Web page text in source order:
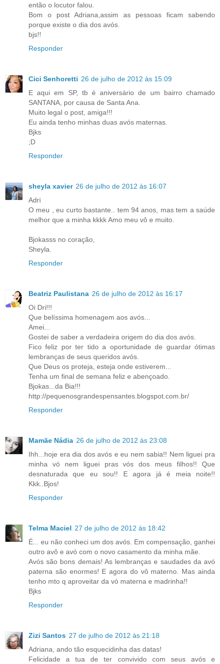
então o locutor falou.
Bom o post Adriana,assim as pessoas ficam sabendo
porque existe o dia dos avós.
bjs!!
Responder
Cici Senhoretti 26 de julho de 2012 às 15:09
E aqui em SP, tb é aniversário de um bairro chamado
SANTANA, por causa de Santa Ana.
Muito legal o post, amiga!!!
Eu ainda tenho minhas duas avós maternas.
Bjks
;D
Responder
sheyla xavier 26 de julho de 2012 às 16:07
Adri
O meu , eu curto bastante.. tem 94 anos, mas tem a saúde
melhor que a minha kkkk Amo meu vô e muito.
Bjokasss no coração,
Sheyla.
Responder
Beatriz Paulistana 26 de julho de 2012 às 16:17
Oi Dri!!!
Que belíssima homenagem aos avós...
Amei...
Gostei de saber a verdadeira origem do dia dos avós.
Fico feliz por ter tido a oportunidade de guardar ótimas
lembranças de seus queridos avós.
Que Deus os proteja, esteja onde estiverem...
Tenha um final de semana feliz e abençoado.
Bjokas...da Bia!!!
http://pequenosgrandespensantes.blogspot.com.br/
Responder
Mamãe Nádia 26 de julho de 2012 às 23:08
Ihh...hoje era dia dos avós e eu nem sabia!! Nem liguei pra
minha vó nem liguei pras vós dos meus filhos!! Que
desnaturada que eu sou!! E agora já é meia noite!!
Kkk..Bjos!
Responder
Telma Maciel 27 de julho de 2012 às 18:42
É... eu não conheci um dos avós. Em compensação, ganhei
outro avô e avó com o novo casamento da minha mãe.
Avós são bons demais! As lembranças e saudades da avó
paterna são enormes! E agora do vô materno. Mas ainda
tenho mto q aproveitar da vó materna e madrinha!!
Bjks
Responder
Zizi Santos 27 de julho de 2012 às 21:18
Adriana, ando tão esquecidinha das datas!
Felicidade a tua de ter convivido com seus avós e